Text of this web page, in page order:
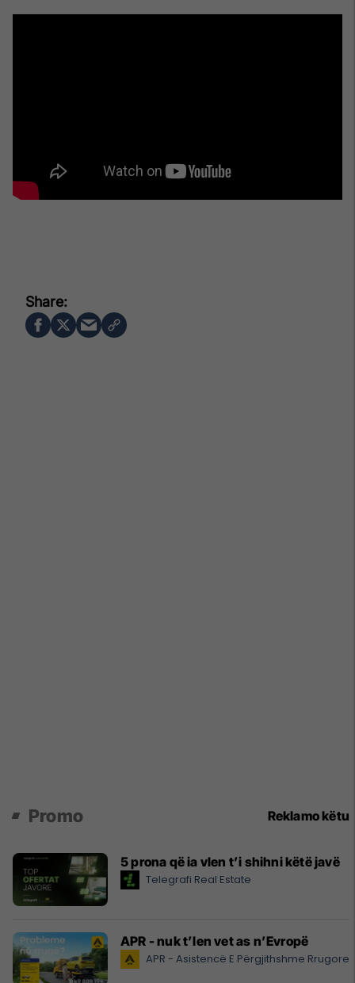
Promo Reklamo këtu
5 prona që ia vlen t’i shihni këtë javë
Telegrafi Real Estate
APR - nuk t’len vet as n’Evropë
APR - Asistencë E Përgjithshme Rrugore